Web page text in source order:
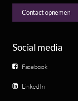
Contact opnemen
Social media
Facebook
LinkedIn